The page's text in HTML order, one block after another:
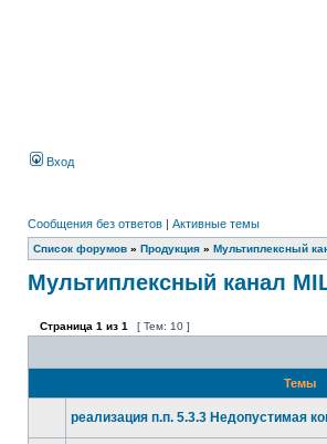
Вход
Сообщения без ответов | Активные темы
Список форумов » Продукция » Мультиплексный
Мультиплексный канал
Страница 1 из 1 [ Тем: 10 ]
Темы
реализация п.п. 5.3.3 Недопустимая